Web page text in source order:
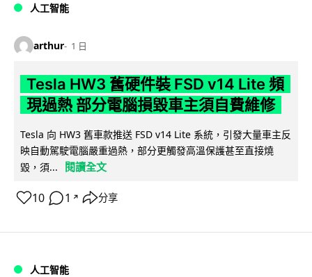
人工智能
arthur 1 日
Tesla HW3 舊硬件裝 FSD v14 Lite 頻
現過熱 部分電腦損毀車主須自費維修
Tesla 向 HW3 舊車款推送 FSD v14 Lite 系統，引發大量車主反
映自動駕駛電腦嚴重過熱，部分更觸發高溫保護甚至直接燒
毀，須...
閱讀全文
10 1 ↗ 分享
人工智能